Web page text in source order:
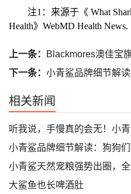
注1：来源于《 What
Health》WebMD Health News.
上一条：
Blackmores澳佳宝旗下品
下一条： 小青鲨品牌细节解
相关新闻
听我说，手慢真的会无！小
小青鲨品牌细节解读：狗狗
小青鲨天然宠粮强势出圈，
大鲨鱼也长啤酒肚